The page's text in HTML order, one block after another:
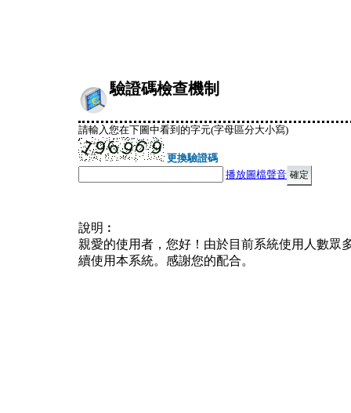
驗證碼檢查機制
請輸入您在下圖中看到的字元(字母區分大小寫)
更換驗證碼
播放圖檔聲音
說明︰
親愛的使用者，您好！由於目前系統使用人數眾
續使用本系統。感謝您的配合。